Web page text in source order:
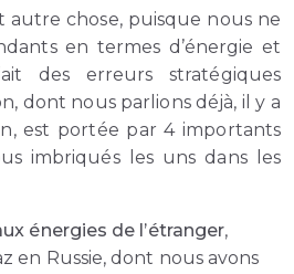
autre chose, puisque nous ne
en termes d’énergie et
des erreurs stratégiques
dont nous parlions déjà, il y a
est portée par 4 importants
imbriqués les uns dans les
énergies de l’étranger,
en Russie, dont nous avons